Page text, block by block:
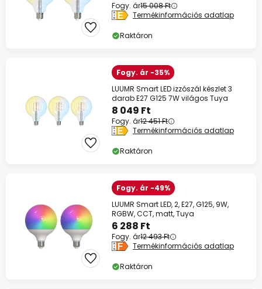
Fogy. ár15 008 Ft
Termékinformációs adatlap
Raktáron
Fogy. ár -35%
LUUMR Smart LED izzószál készlet 3
darab E27 G125 7W világos Tuya
8 049 Ft
Fogy. ár12 451 Ft
Termékinformációs adatlap
Raktáron
Fogy. ár -49%
LUUMR Smart LED, 2, E27, G125, 9W,
RGBW, CCT, matt, Tuya
6 288 Ft
Fogy. ár12 493 Ft
Termékinformációs adatlap
Raktáron